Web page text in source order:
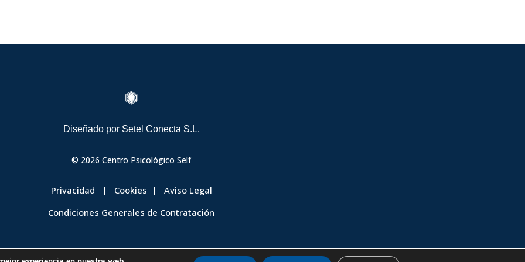

Diseñado por Setel Conecta S.L.
© 2026 Centro Psicológico Self
Privacidad | Cookies | Aviso Legal
Condiciones Generales de Contratación